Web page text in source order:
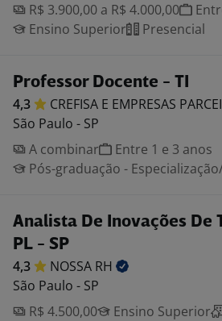
R$ 3.900,00 a R$ 4.000,00
Ensino Superior
Presencial
Professor Docente - TI
4,3 CREFISA E EMPRESAS
São Paulo - SP
A combinar
Entre 1 e 3 anos
Pós-graduação -
Analista De Inovações De
PL - SP
4,3 NOSSA RH
São Paulo - SP
R$ 4.500,00
Ensino Superior